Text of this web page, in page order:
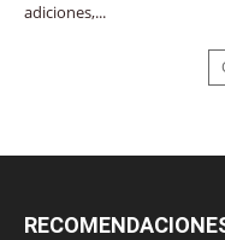
adiciones,...